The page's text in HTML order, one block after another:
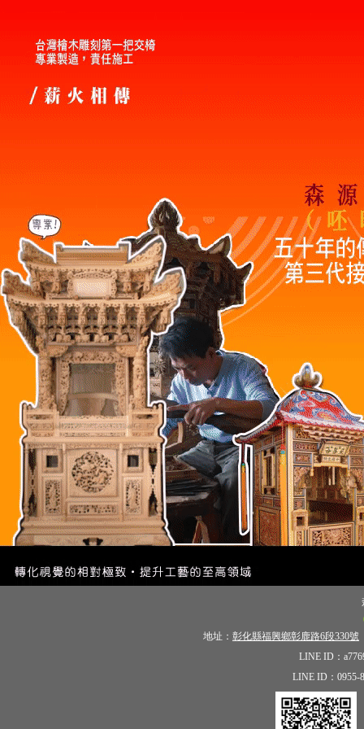
地址： 彰化縣福興鄉彰鹿路6段330號
LINE ID：
LINE ID：